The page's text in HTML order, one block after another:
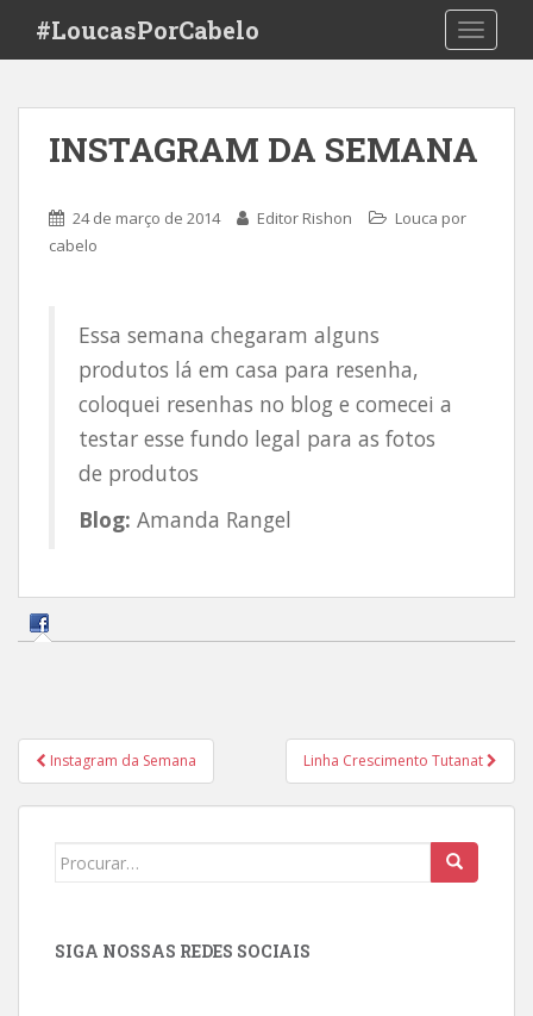
i
#LoucasPorCabelo
INSTAGRAM DA SEMANA
24 de março de 2014 Editor Rishon
Louca por
cabelo
Essa semana chegaram alguns
produtos lá em casa para resenha,
coloquei resenhas no blog e comecei a
testar esse fundo legal para as fotos
de produtos
Blog: Amanda Rangel
Navegação
de
Post
Instagram da Semana Linha Crescimento Tutanat
Search
SIGA NOSSAS REDES SOCIAIS